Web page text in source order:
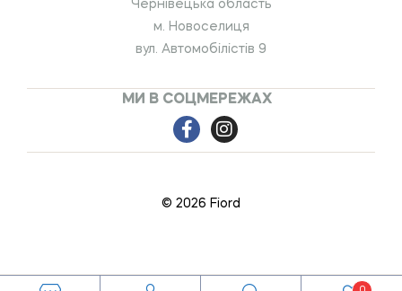
Чернівецька область
м. Новоселиця
вул. Автомобілістів 9
МИ В СОЦМЕРЕЖАХ
© 2026 Fiord